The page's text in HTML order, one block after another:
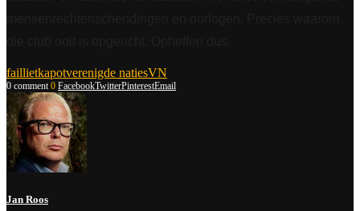
faillietkapotverenigde natiesVN
0 comment 0 FacebookTwitterPinterestEmail
Jan Roos